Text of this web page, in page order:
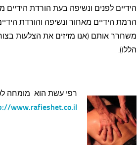
הרמת הידיים מאחור ונשיפה והורדת
משחרר אותם (אנו מזיזים את הצלעות
הללו).
———————-
רפי עשת הוא מומחה
www.rafieshet.co.il